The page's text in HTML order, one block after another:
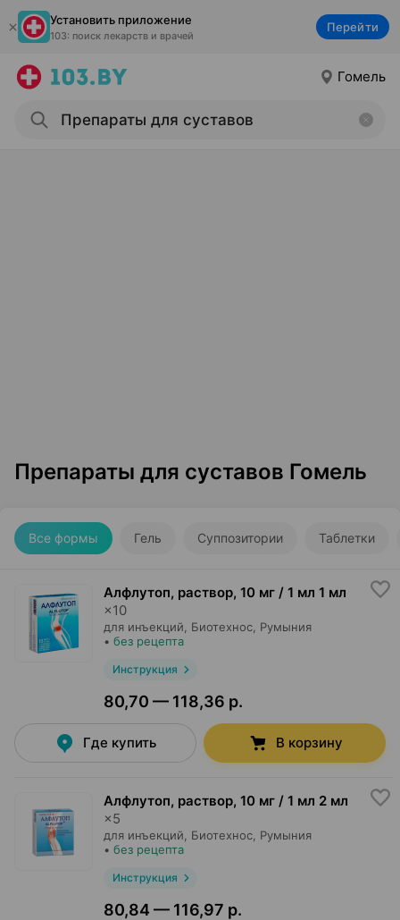
Установить приложение
103: поиск лекарств и врачей
Перейти
Гомель
Препараты для суставов Гомель
Все формы Гель Суппозитории Таблетки
Алфлутоп, раствор, 10 мг / 1 мл 1 мл
×10
для инъекций, Биотехнос , Румыния
• без рецепта
Инструкция
80,70 — 118,36 р.
Где купить В корзину
Алфлутоп, раствор, 10 мг / 1 мл 2 мл
×5
для инъекций, Биотехнос , Румыния
• без рецепта
Инструкция
80,84 — 116,97 р.